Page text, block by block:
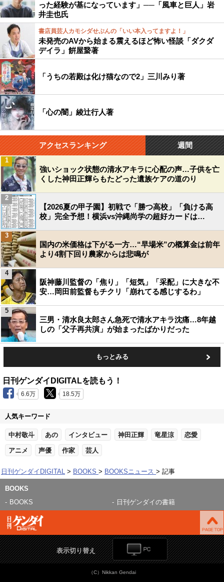
った経験が基になっています」──「風車と巨人」岩
井圭也氏
書店員芸人カモシダせぶんの「いい本入ってますよ！」
未発売のAVから始まる震えるほど怖い怪談「ダクダ
デイラ」餠屋䖸著
「うちの若殿は化け猫なので2」三川みり著
「心の闇」綾辻行人著
アクセスランキング 週間
強いショック状態の清水アキラに心配の声…子供を亡
くした神田正輝らもたどった遺族ケアの道のり
1
【2026夏の甲子園】初戦で「勝つ高校」「負ける高
校」完全予想！横浜vs沖縄尚学の超好カードは…
2
国内の米価格は下がる一方…“早場米”の概算金は前年
より4割下回り農家からは悲鳴が
3
阪神藤川監督の「焦り」「短気」「采配」に大きな不
安…岡田前監督もチクリ「崩れてる感じするわ」
4
三男・清水良太郎さん急死で清水アキラ沈痛…8年越
しの「父子再共演」が始まったばかりだった
5
もっとみる
日刊ゲンダイDIGITALを読もう！
6.6万 18.5万
人気キーワード
中村敬斗 あの インタビュー 神田正輝 竜星涼 恋愛
アニメ 声優 作家 芸人
日刊ゲンダイDIGITAL BOOKS BOOKSニュース 記事
BOOKS
BOOKS
日刊ゲンダイの書籍
表示切り替え
（C）Nikkan Gendai